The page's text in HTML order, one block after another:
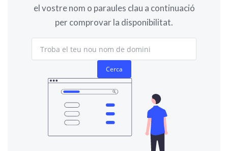
el vostre nom o paraules clau a continuació
per comprovar la disponibilitat.
Cerca